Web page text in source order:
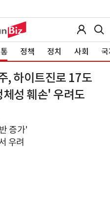
정책 정치 사회
, 하이트진로 17도
성 훼손' 우려도
증가'
우려